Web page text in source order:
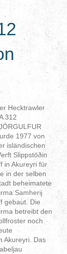
Hecktrawler
312
1977 von
isländischen
Slippstöðin
in Akureyri für
in der selben
beheimatete
Samherij
gebaut. Die
betreibt den
noch
Akureyri. Das